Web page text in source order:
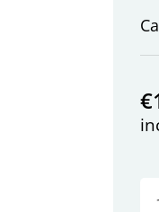
€